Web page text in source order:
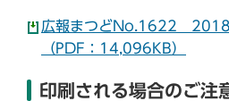
広報まつどNo.1622
（PDF：14,096KB）
印刷される場合のご注